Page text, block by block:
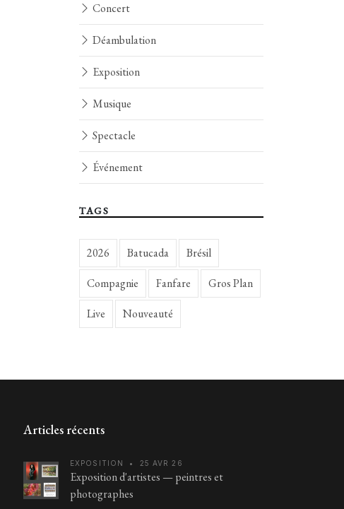
Concert
Déambulation
Exposition
Musique
Spectacle
Événement
TAGS
2026 Batucada Brésil
Compagnie Fanfare Gros Plan
Live Nouveauté
Articles récents
EXPOSITION • 25 AVR 26
Exposition d'artistes — peintres et
photographes